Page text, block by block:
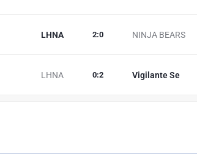
LHNA NINJA BEARS
2:0
LHNA Vigilante Se
0:2